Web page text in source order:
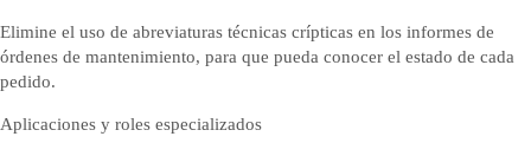
Elimine el uso de abreviaturas técnicas crípticas en los informes de
órdenes de mantenimiento, para que pueda conocer el estado de cada
pedido.
Aplicaciones y roles especializados